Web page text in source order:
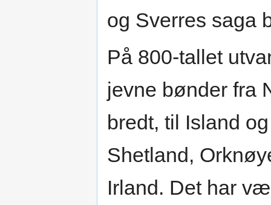
og Sverres saga
På 800-tallet
jevne bønder fra
bredt, til Island
Shetland,
Irland. Det har